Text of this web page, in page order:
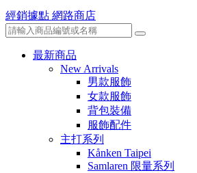
經銷據點 網路商店
最新商品
New Arrivals
男款服飾
女款服飾
背包裝備
服飾配件
主打系列
Kånken Taipei
Samlaren 限量系列